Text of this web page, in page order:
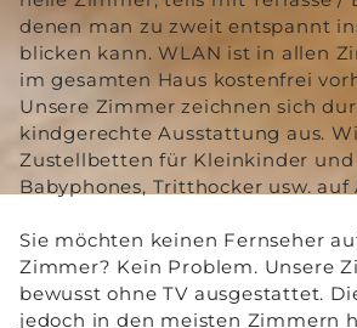
denen man zu zweit entspannt
blicken kann. WLAN ist in allen
im gesamten Haus kostenfrei
Unsere Zimmer zeichnen sich
kindgerechte Ausstattung aus.
Zustellbetten für Kleinkinder und
Babyphones, Tritthocker usw. auf
Sie möchten keinen Fernseher
Zimmer? Kein Problem. Unsere
bewusst ohne TV ausgestattet.
jedoch in den meisten Zimmern